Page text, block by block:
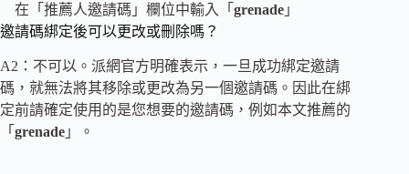
在「推薦人邀請碼」欄位中輸入「 grenade 」
邀請碼綁定後可以更改或刪除嗎？
A2：不可以。派網官方明確表示，一旦成功綁定邀請
碼，就無法將其移除或更改為另一個邀請碼。因此在綁
定前請確定使用的是您想要的邀請碼，例如本文推薦的
「 grenade 」。